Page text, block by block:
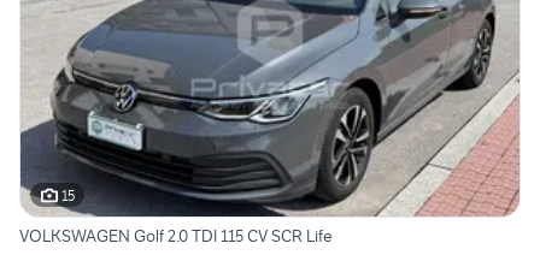
15
VOLKSWAGEN Golf 2.0 TDI 115 CV SCR Life